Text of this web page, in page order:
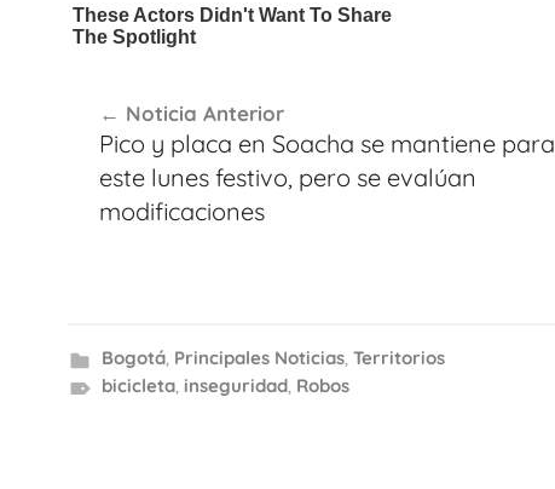
de
entradas
Noticia Anterior
Pico y placa en Soacha se mantiene para
este lunes festivo, pero se evalúan
modificaciones
Bogotá, Principales Noticias, Territorios
bicicleta, inseguridad, Robos